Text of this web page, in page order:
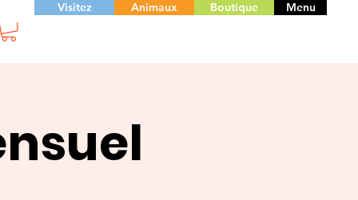
Visitez Animaux Boutique Menu